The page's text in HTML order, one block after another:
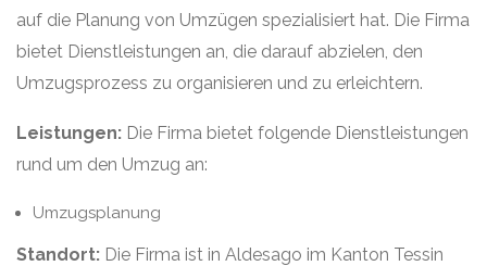
auf die Planung von Umzügen spezialisiert hat. Die Firma
bietet Dienstleistungen an, die darauf abzielen, den
Umzugsprozess zu organisieren und zu erleichtern.
Leistungen: Die Firma bietet folgende Dienstleistungen
rund um den Umzug an:
Umzugsplanung
Standort: Die Firma ist in Aldesago im Kanton Tessin